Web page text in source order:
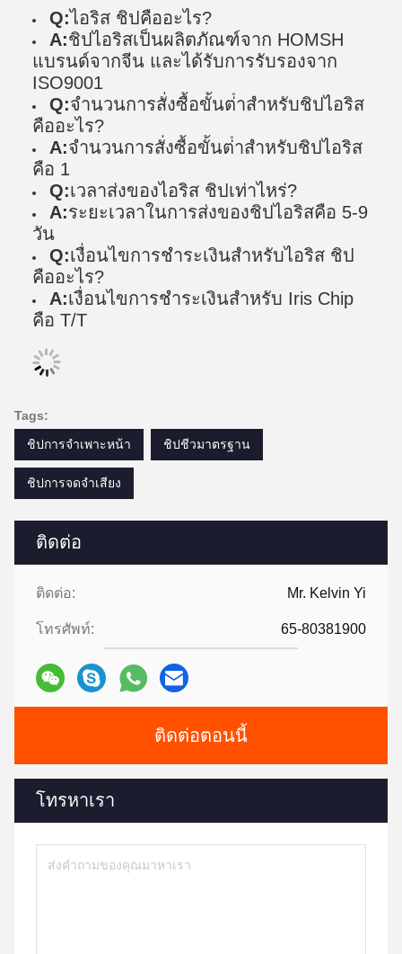
ติดต่อ
ติดต่อ: Mr. Kelvin Yi
โทรศัพท์: 65-80381900
ติดต่อตอนนี้
โทรหาเรา
Q:ไอริส ชิปคืออะไร?
A:ชิปไอริสเป็นผลิตภัณฑ์จาก HOMSH
แบรนด์จากจีน และได้รับการรับรองจาก
ISO9001
Q:จํานวนการสั่งซื้อขั้นต่ําสําหรับชิปไอริส
คืออะไร?
A:จํานวนการสั่งซื้อขั้นต่ําสําหรับชิปไอริส
คือ 1
Q:เวลาส่งของไอริส ชิปเท่าไหร่?
A:ระยะเวลาในการส่งของชิปไอริสคือ 5-9
วัน
Q:เงื่อนไขการชําระเงินสําหรับไอริส ชิป
คืออะไร?
A:เงื่อนไขการชําระเงินสําหรับ Iris Chip
คือ T/T
Tags:
ชิปการจําเพาะหน้า
ชิปชีวมาตรฐาน
ชิปการจดจําเสียง